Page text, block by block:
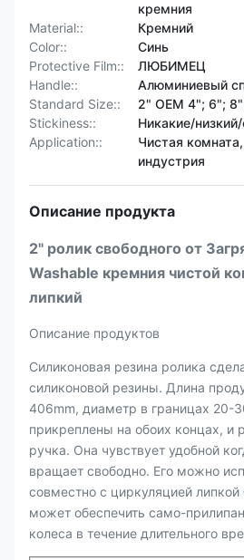
кремния
Material::
Кремний
Color::
Синь
Protective Film::
ЛЮБИМЕЦ
Handle::
Алюминиевый
Standard Size::
2" OEM 4"; 6";
Stickiness::
Никакие/
Application::
Чистая
индустрия
Описание продукта
2" ролик свободного от
Washable кремния чистой
липкий
Описание продуктов
Силиконовая резина ролика
силиконовой резины. Длина
406mm, диаметр в границах 20-
прикреплены на обоих концах, и
ручка. Она чувствует удобной
вращает свободно. Его можно
совместно с циркуляцией липкой
может обеспечить само-
колеса в течение длительного